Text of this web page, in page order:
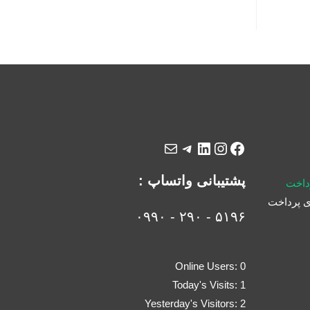
پرداخت
پشتیبانی واتساپ :
۵۱۹۶ - ۲۹۰ - ۰۹۹۰
Online Users: 0
Today's Visits: 1
Yesterday's Visitors: 2